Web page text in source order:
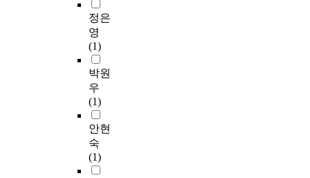
정은
영
(1)
박원
우
(1)
안현
숙
(1)